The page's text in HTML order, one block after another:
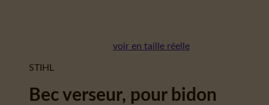
voir en taille réelle
STIHL
Bec verseur, pour bidon